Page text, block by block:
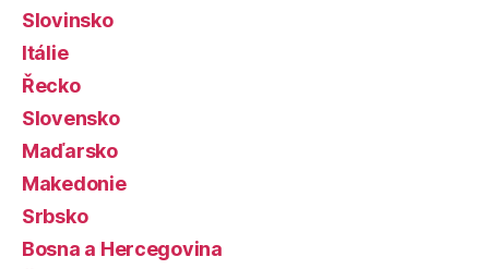
Slovinsko
Itálie
Řecko
Slovensko
Maďarsko
Makedonie
Srbsko
Bosna a Hercegovina